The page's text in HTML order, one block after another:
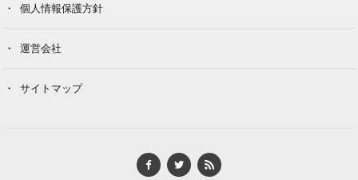
個人情報保護方針
運営会社
サイトマップ